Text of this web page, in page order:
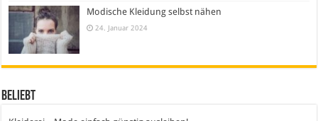
Modische Kleidung selbst nähen
24. Januar 2024
Beliebt